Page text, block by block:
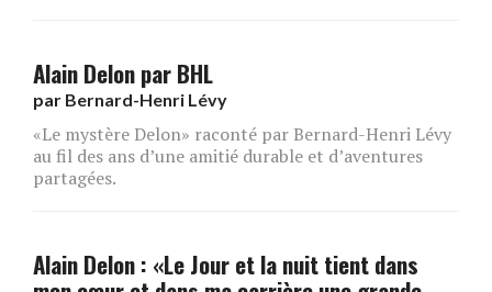
Alain Delon par BHL
par Bernard-Henri Lévy
«Le mystère Delon» raconté par Bernard-Henri Lévy
au fil des ans d’une amitié durable et d’aventures
partagées.
Alain Delon : «Le Jour et la nuit tient dans